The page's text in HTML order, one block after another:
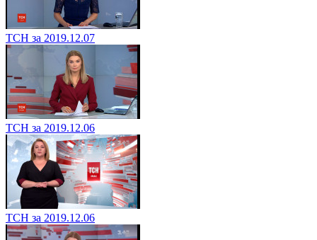
ТСН за 2019.12.07
ТСН за 2019.12.06
ТСН за 2019.12.06